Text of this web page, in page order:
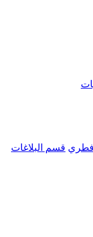
قسم البلاغات